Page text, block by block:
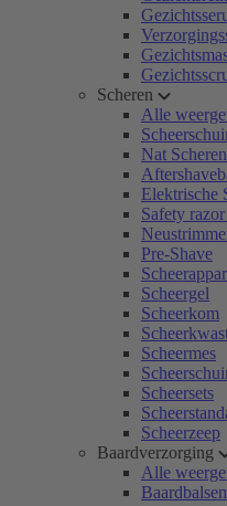
Scheren
Alle
Nat Scheren
Elektrische
Safety
Pre-Shave
Scheergel
Scheerkom
Scheermes
Scheersets
Scheerzeep
Baardverzorging
Alle